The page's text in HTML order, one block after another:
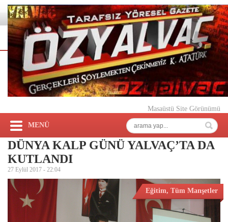
Masaüstü Site Görünümü
MENÜ
DÜNYA KALP GÜNÜ YALVAÇ’TA DA
KUTLANDI
27 Eylül 2017 - 22:04
Eğitim, Tüm Manşetler